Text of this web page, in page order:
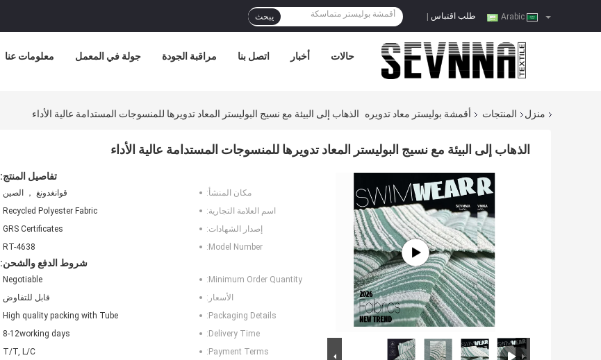
طلب اقتباس يبحث
معلومات عنا جولة في المعمل مراقبة الجودة اتصل بنا أخبار حالات
منزل المنتجات أقمشة بوليستر معاد تدويره الذهاب إلى البيئة مع نسيج البوليستر المعاد تدويرها للمنسوجات المستدامة عالية الأداء
الذهاب إلى البيئة مع نسيج البوليستر المعاد تدويرها للمنسوجات المستدامة عالية الأداء
تفاصيل المنتج:
مكان المنشأ:
قوانغدونغ ， الصين
اسم العلامة التجارية:
Recycled Polyester Fabric
إصدار الشهادات:
GRS Certificates
Model Number:
RT-4638
شروط الدفع والشحن:
Minimum Order Quantity:
Negotiable
الأسعار:
قابل للتفاوض
Packaging Details:
High quality packing with Tube
Delivery Time:
8-12working days
Payment Terms:
T/T, L/C